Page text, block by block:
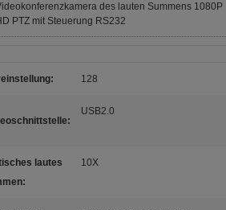
des lauten Summens 1080P
PTZ mit Steuerung RS232
128
USB2.0
lautes
10X